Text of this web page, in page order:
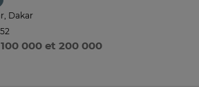
Dakar
000 et 200 000